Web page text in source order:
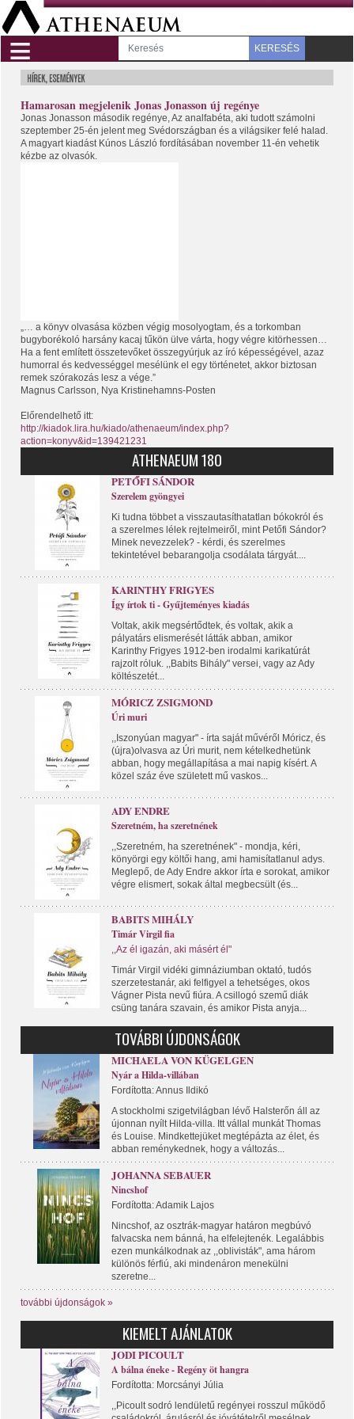
≡ KERESÉS
Hamarosan megjelenik Jonas Jonasson új regénye
Jonas Jonasson második regénye, Az analfabéta, aki tudott számolni
szeptember 25-én jelent meg Svédországban és a világsiker felé halad.
A magyart kiadást Kúnos László fordításában november 11-én vehetik
kézbe az olvasók.
„… a könyv olvasása közben végig mosolyogtam, és a torkomban
bugyborékoló harsány kacaj tűkön ülve várta, hogy végre kitörhessen…
Ha a fent említett összetevőket összegyúrjuk az író képességével, azaz
humorral és kedvességgel mesélünk el egy történetet, akkor biztosan
remek szórakozás lesz a vége.”
Magnus Carlsson, Nya Kristinehamns-Posten
Előrendelhető itt:
http://kiadok.lira.hu/kiado/athenaeum/index.php?
action=konyv&id=139421231
ATHENAEUM 180
PETŐFI SÁNDOR
Szerelem gyöngyei
Ki tudna többet a visszautasíthatatlan bókokról és
a szerelmes lélek rejtelmeiről, mint Petőfi Sándor?
Minek nevezzelek? - kérdi, és szerelmes
tekintetével bebarangolja csodálata tárgyát....
KARINTHY FRIGYES
Így írtok ti - Gyűjteményes kiadás
Voltak, akik megsértődtek, és voltak, akik a
pályatárs elismerését látták abban, amikor
Karinthy Frigyes 1912-ben irodalmi karikatúrát
rajzolt róluk. ,,Babits Bihály" versei, vagy az Ady
költészetét...
MÓRICZ ZSIGMOND
Úri muri
,,Iszonyúan magyar" - írta saját művéről Móricz, és
(újra)olvasva az Úri murit, nem kételkedhetünk
abban, hogy megállapítása a mai napig kísért. A
közel száz éve született mű vaskos...
ADY ENDRE
Szeretném, ha szeretnének
,,Szeretném, ha szeretnének" - mondja, kéri,
könyörgi egy költői hang, ami hamisítatlanul adys.
Meglepő, de Ady Endre akkor írta e sorokat, amikor
végre elismert, sokak által megbecsült (és...
BABITS MIHÁLY
Timár Virgil fia
,,Az él igazán, aki másért él"
Timár Virgil vidéki gimnáziumban oktató, tudós
szerzetestanár, aki felfigyel a tehetséges, okos
Vágner Pista nevű fiúra. A csillogó szemű diák
csüng tanára szavain, és amikor Pista anyja...
TOVÁBBI ÚJDONSÁGOK
MICHAELA VON KÜGELGEN
Nyár a Hilda-villában
Fordította: Annus Ildikó
A stockholmi szigetvilágban lévő Halsterőn áll az
újonnan nyílt Hilda-villa. Itt vállal munkát Thomas
és Louise. Mindkettejüket megtépázta az élet, és
abban reménykednek, hogy a változás...
JOHANNA SEBAUER
Nincshof
Fordította: Adamik Lajos
Nincshof, az osztrák-magyar határon megbúvó
falvacska nem bánná, ha elfelejtenék. Legalábbis
ezen munkálkodnak az ,,oblivisták", ama három
különös férfiú, aki mindenáron menekülni
szeretne...
további újdonságok »
KIEMELT AJÁNLATOK
JODI PICOULT
A bálna éneke - Regény öt hangra
Fordította: Morcsányi Júlia
,,Picoult sodró lendületű regényei rosszul működő